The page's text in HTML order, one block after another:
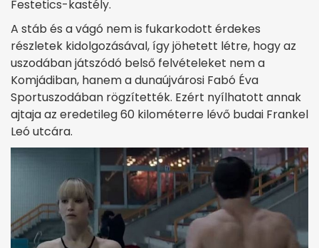
Festetics-kastély.
A stáb és a vágó nem is fukarkodott érdekes
részletek kidolgozásával, így jöhetett létre, hogy az
uszodában játszódó belső felvételeket nem a
Komjádiban, hanem a dunaújvárosi Fabó Éva
Sportuszodában rögzítették. Ezért nyílhatott annak
ajtaja az eredetileg 60 kilométerre lévő budai Frankel
Leó utcára.